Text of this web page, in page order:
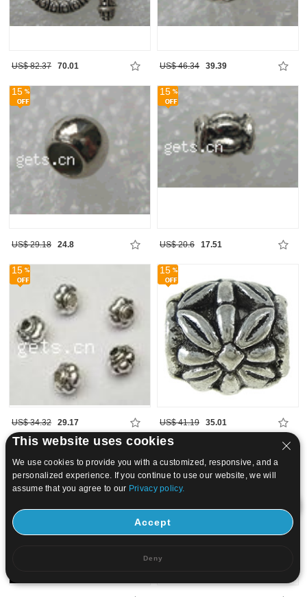
US$ 82.37 70.01 US$ 46.34 39.39
15
US$ 29.18 24.8
15
US$ 20.6 17.51
15
US$ 34.32 29.17
15
US$ 41.19 35.01
15 20
This website uses cookies
We use cookies to provide you with a customized, responsive, and a
personalized experience. If you continue to use our website, we will
assume that you agree to our Privacy policy.
Accept
Deny